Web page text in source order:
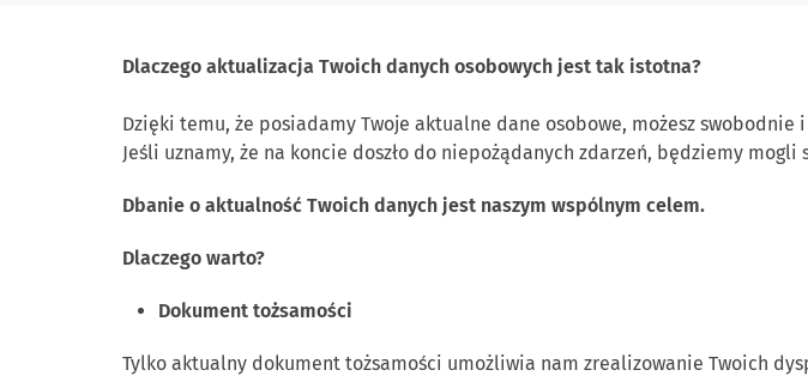
Dlaczego aktualizacja Twoich danych osobowych jest tak istotna?
Dzięki temu, że posiadamy Twoje aktualne dane osobowe, możesz swobodnie
Jeśli uznamy, że na koncie doszło do niepożądanych zdarzeń, będziemy mogli
Dbanie o aktualność Twoich danych jest naszym wspólnym celem.
Dlaczego warto?
Dokument tożsamości
Tylko aktualny dokument tożsamości umożliwia nam zrealizowanie Twoich